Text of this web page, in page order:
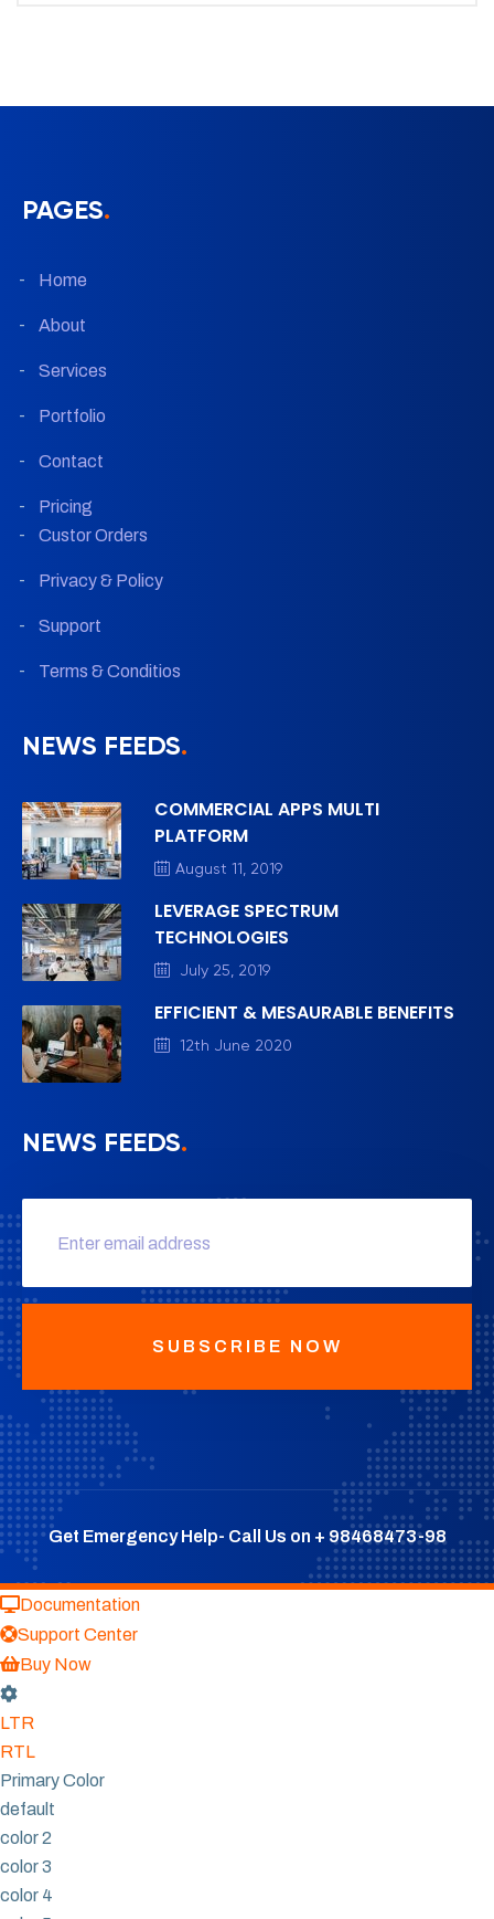
PAGES.
Home
About
Services
Portfolio
Contact
Pricing
Custor Orders
Privacy & Policy
Support
Terms & Conditios
NEWS FEEDS.
COMMERCIAL APPS MULTI
PLATFORM
August 11, 2019
LEVERAGE SPECTRUM
TECHNOLOGIES
July 25, 2019
EFFICIENT & MESAURABLE BENEFITS
12th June 2020
NEWS FEEDS.
SUBSCRIBE NOW
Get Emergency Help- Call Us on + 98468473-98
Documentation
Support Center
Buy Now
LTR
RTL
Primary Color
default
color 2
color 3
color 4